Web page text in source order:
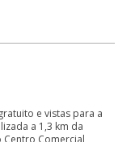
e vistas para a
a 1,3 km da
Centro Comercial